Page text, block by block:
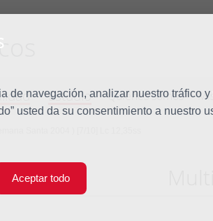
de navegación, analizar nuestro tráfico
usted da su consentimiento a nuestro
Aceptar todo
Estudio Quiénes somos
Santa 2004 ) [7/10] Lc 12,35ss